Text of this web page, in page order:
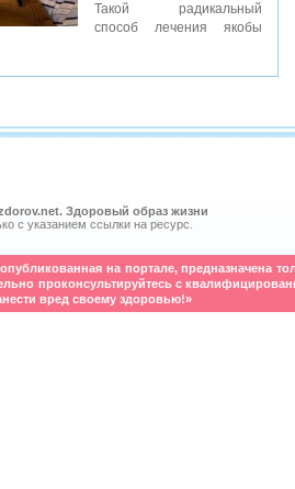
Такой радикальный
способ лечения якобы
Здоровый образ жизни
с указанием ссылки на ресурс.
на портале, предназначена
проконсультируйтесь с
вред своему здоровью!»